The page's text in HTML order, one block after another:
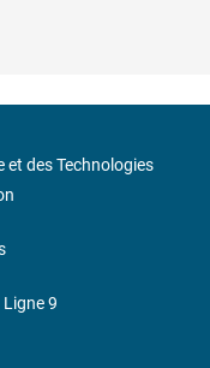
et des Technologies
Ligne 9